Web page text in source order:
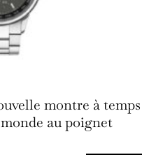
montre à temps
au poignet